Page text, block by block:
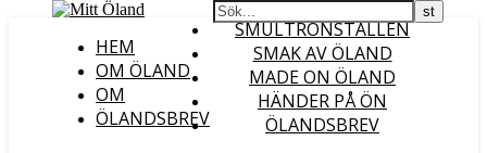
HEM
OM ÖLAND
OM
ÖLANDSBREV
SMULTRONSTÄLLEN
SMAK AV ÖLAND
MADE ON ÖLAND
HÄNDER PÅ ÖN
ÖLANDSBREV